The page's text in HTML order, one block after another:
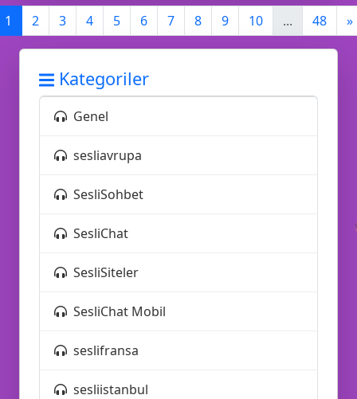
💜
1 2 3 4 5 6 7 8 9 10 ... 48 »
Kategoriler
Genel
sesliavrupa
SesliSohbet
SesliChat
SesliSiteler
SesliChat Mobil
seslifransa
sesliistanbul